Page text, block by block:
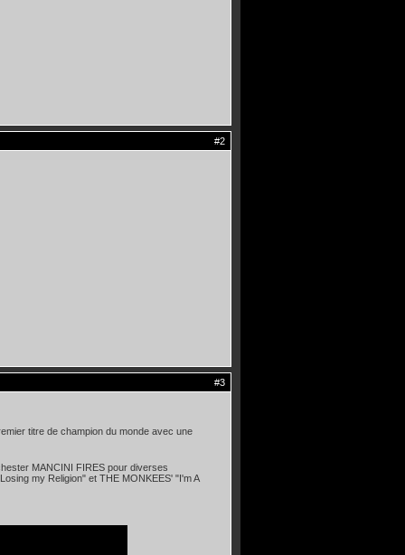
#2
#3
titre de champion du monde avec une
MANCINI FIRES pour diverses
my Religion" et THE MONKEES' "I'm A